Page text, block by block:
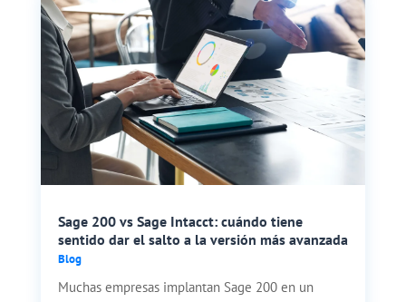
Sage 200 vs Sage Intacct: cuándo tiene
sentido dar el salto a la versión más avanzada
Blog
Muchas empresas implantan Sage 200 en un